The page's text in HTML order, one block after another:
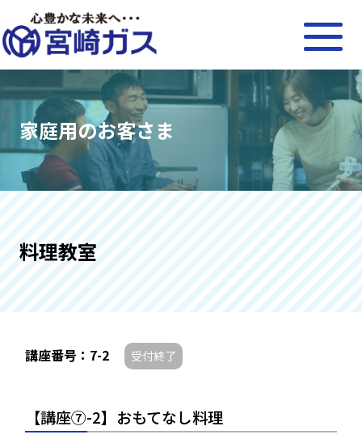
家庭用のお客さま
料理教室
講座番号：7-2 受付終了
【講座⑦-2】おもてなし料理